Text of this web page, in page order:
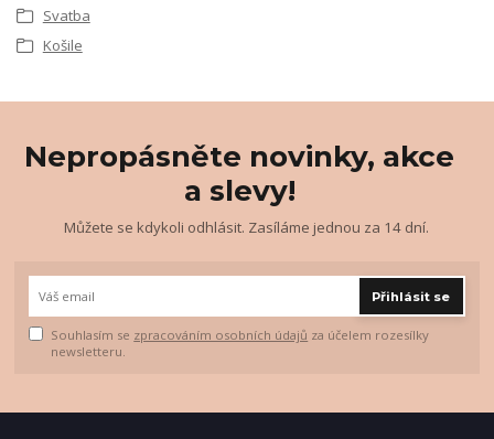
Svatba
Košile
Nepropásněte novinky, akce
a slevy!
Můžete se kdykoli odhlásit. Zasíláme jednou za 14 dní.
Přihlásit se
Souhlasím se zpracováním osobních údajů za účelem rozesílky
newsletteru.